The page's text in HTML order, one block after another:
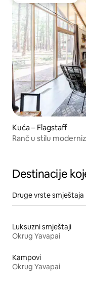
Kuća – Flagstaff
Ranč u stilu
Destinacije
Druge vrste smještaja
Luksuzni smještaji
Okrug Yavapai
Kampovi
Okrug Yavapai